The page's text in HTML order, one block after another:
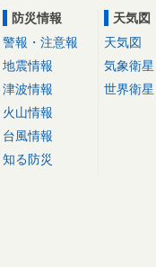
防災情報
警報・注意報
地震情報
津波情報
火山情報
台風情報
知る防災
天気図
天気図
気象衛星
世界衛星